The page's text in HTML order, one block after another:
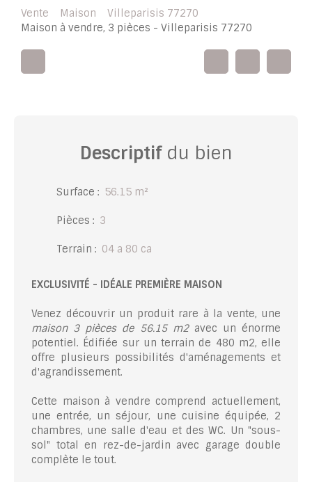
Vente Maison
Villeparisis 77270
Maison à vendre, 3 pièces - Villeparisis 77270
Descriptifdu bien
Surface : 56.15 m²
Pièces : 3
Terrain : 04 a 80 ca
EXCLUSIVITÉ - IDÉALE PREMIÈRE MAISON
Venez découvrir un produit rare à la vente, une
maison 3 pièces de 56.15 m2avec un énorme
potentiel. Édifiée sur un terrain de 480 m2, elle
offre plusieurs possibilités d'aménagements et
d'agrandissement.
Cette maison à vendre comprend actuellement,
une entrée, un séjour, une cuisine équipée, 2
chambres, une salle d'eau et des WC. Un "sous-
sol" total en rez-de-jardin avec garage double
complète le tout.